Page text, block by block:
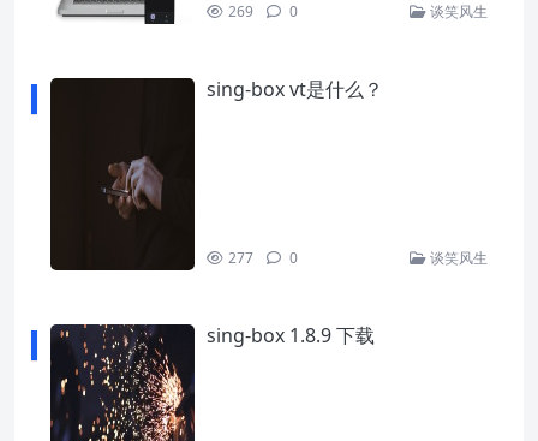
269 0 谈笑风生
sing-box vt是什么？
277 0 谈笑风生
sing-box 1.8.9 下载